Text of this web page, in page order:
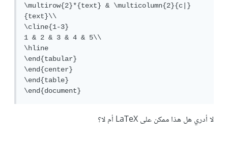
\multirow{2}*{text} & \multicolumn{2}{c|}
{text}\\
\cline{1-3}
1 & 2 & 3 & 4 & 5\\
\hline
\end{tabular}
\end{center}
\end{table}
\end{document}
لا أدري هل هذا ممكن على LaTeX أم لا؟